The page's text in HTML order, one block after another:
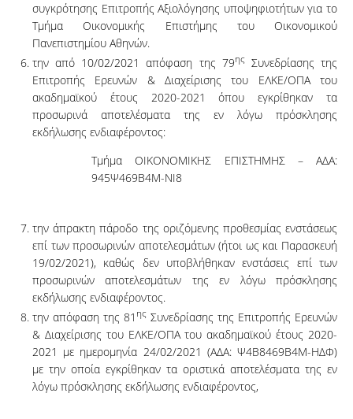
συγκρότησης Επιτροπής Αξιολόγησης υποψηφιοτήτων για το
Τμήμα Οικονομικής Επιστήμης του Οικονομικού
Πανεπιστημίου Αθηνών.
την από 10/02/2021 απόφαση της 79ηςΣυνεδρίασης της
Επιτροπής Ερευνών & Διαχείρισης του ΕΛΚΕ/ΟΠΑ του
ακαδημαϊκού έτους 2020-2021 όπου εγκρίθηκαν τα
προσωρινά αποτελέσματα της εν λόγω πρόσκλησης
εκδήλωσης ενδιαφέροντος:
Τμήμα ΟΙΚΟΝΟΜΙΚΗΣ ΕΠΙΣΤΗΜΗΣ – ΑΔΑ:
945Ψ469Β4Μ-ΝΙ8
την άπρακτη πάροδο της οριζόμενης προθεσμίας ενστάσεως
επί των προσωρινών αποτελεσμάτων (ήτοι ως και Παρασκευή
19/02/2021), καθώς δεν υποβλήθηκαν ενστάσεις επί των
προσωρινών αποτελεσμάτων της εν λόγω πρόσκλησης
εκδήλωσης ενδιαφέροντος.
την απόφαση της 81 ης Συνεδρίασης της Επιτροπής Ερευνών
& Διαχείρισης του ΕΛΚΕ/ΟΠΑ του ακαδημαϊκού έτους 2020-
2021 με ημερομηνία 24/02/2021 (ΑΔΑ: Ψ4Β8469Β4Μ-ΗΔΦ)
με την οποία εγκρίθηκαν τα οριστικά αποτελέσματα της εν
λόγω πρόσκλησης εκδήλωσης ενδιαφέροντος,